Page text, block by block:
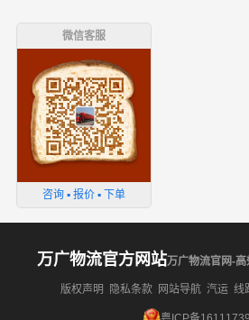
微信客服
咨询 ▪ 报价 ▪ 下单
万广物流官方网站万广物流官网-
版权声明 隐私条款 网站导航 汽运 线